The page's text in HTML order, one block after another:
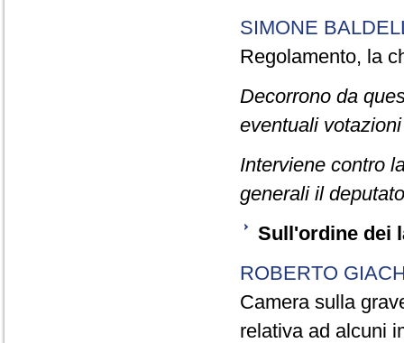
SIMONE
Regolamento, la
Decorrono da
eventuali
Interviene contro
generali il
Sull'ordine dei
ROBERTO
Camera sulla
relativa ad alcuni